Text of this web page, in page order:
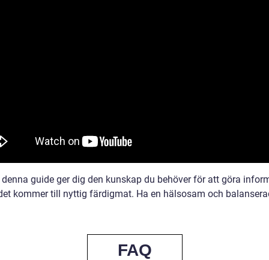
guide ger dig den kunskap du behöver för att göra
kommer till nyttig färdigmat. Ha en hälsosam och
FAQ